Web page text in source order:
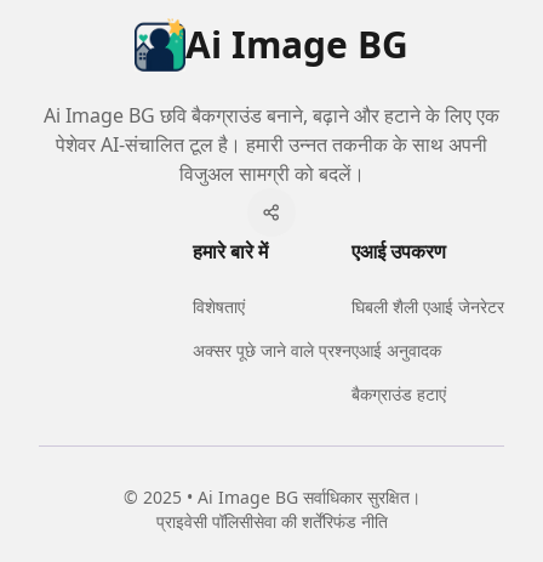
Ai Image BG
Ai Image BG छवि बैकग्राउंड बनाने, बढ़ाने और हटाने के लिए एक
पेशेवर AI-संचालित टूल है। हमारी उन्नत तकनीक के साथ अपनी
विजुअल सामग्री को बदलें।
हमारे बारे में
विशेषताएं
अक्सर पूछे जाने वाले प्रश्न
एआई उपकरण
घिबली शैली एआई जेनरेटर
एआई अनुवादक
बैकग्राउंड हटाएं
© 2025 • Ai Image BG सर्वाधिकार सुरक्षित।
प्राइवेसी पॉलिसीसेवा की शर्तेंरिफंड नीति